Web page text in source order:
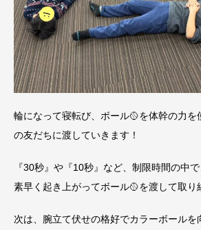
輪になって寝転び、ボール🥎を体幹の力を
の友だちに渡していきます！
『30秒』や『10秒』など、制限時間の中
素早く起き上がってボール🥎を渡して取り
次は、腕立て伏せの格好でカラーボール